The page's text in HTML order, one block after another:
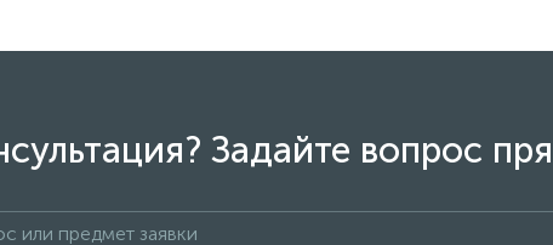
Задайте вопрос